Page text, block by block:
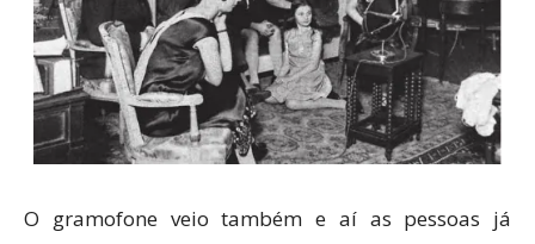
O gramofone veio também e aí as pessoas já